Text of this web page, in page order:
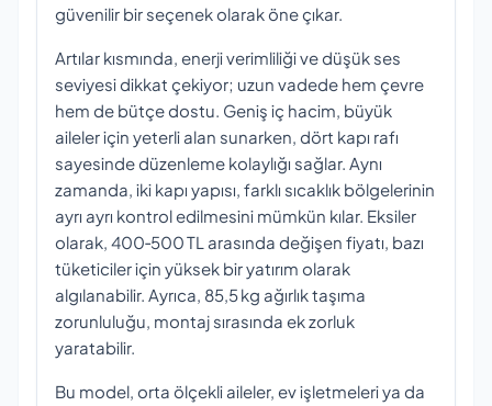
güvenilir bir seçenek olarak öne çıkar.
Artılar kısmında, enerji verimliliği ve düşük ses
seviyesi dikkat çekiyor; uzun vadede hem çevre
hem de bütçe dostu. Geniş iç hacim, büyük
aileler için yeterli alan sunarken, dört kapı rafı
sayesinde düzenleme kolaylığı sağlar. Aynı
zamanda, iki kapı yapısı, farklı sıcaklık bölgelerinin
ayrı ayrı kontrol edilmesini mümkün kılar. Eksiler
olarak, 400‑500 TL arasında değişen fiyatı, bazı
tüketiciler için yüksek bir yatırım olarak
algılanabilir. Ayrıca, 85,5 kg ağırlık taşıma
zorunluluğu, montaj sırasında ek zorluk
yaratabilir.
Bu model, orta ölçekli aileler, ev işletmeleri ya da